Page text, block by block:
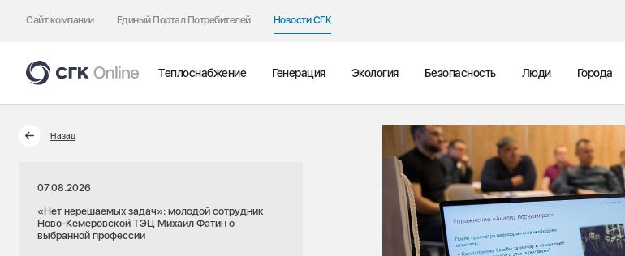
Сайт компании Единый Портал Потребителей Новости СГК
Теплоснабжение Генерация Экология Безопасность Люди Города
Назад
07.08.2026
«Нет нерешаемых задач»: молодой сотрудник
Ново-Кемеровской ТЭЦ Михаил Фатин о
выбранной профессии